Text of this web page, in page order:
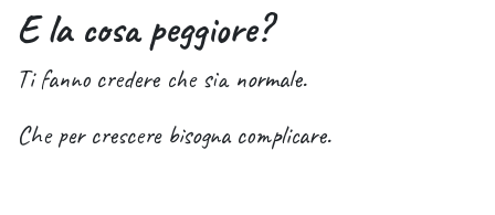
E la cosa peggiore?
Ti fanno credere che sia normale.
Che per crescere bisogna complicare.